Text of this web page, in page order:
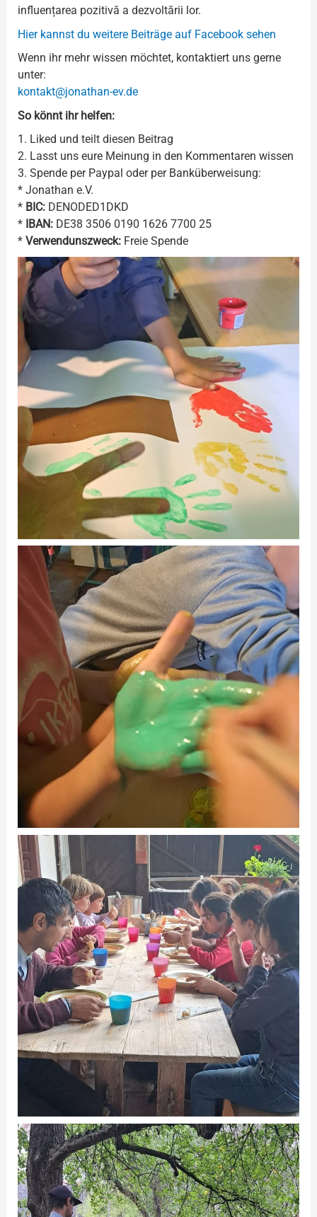
influențarea pozitivă a dezvoltării lor.
Hier kannst du weitere Beiträge auf Facebook sehen
Wenn ihr mehr wissen möchtet, kontaktiert uns gerne
unter:
kontakt@jonathan-ev.de
So könnt ihr helfen:
1. Liked und teilt diesen Beitrag
2. Lasst uns eure Meinung in den Kommentaren wissen
3. Spende per Paypal oder per Banküberweisung:
* Jonathan e.V.
* BIC:DENODED1DKD
* IBAN:DE38 3506 0190 1626 7700 25
* Verwendunszweck:Freie Spende